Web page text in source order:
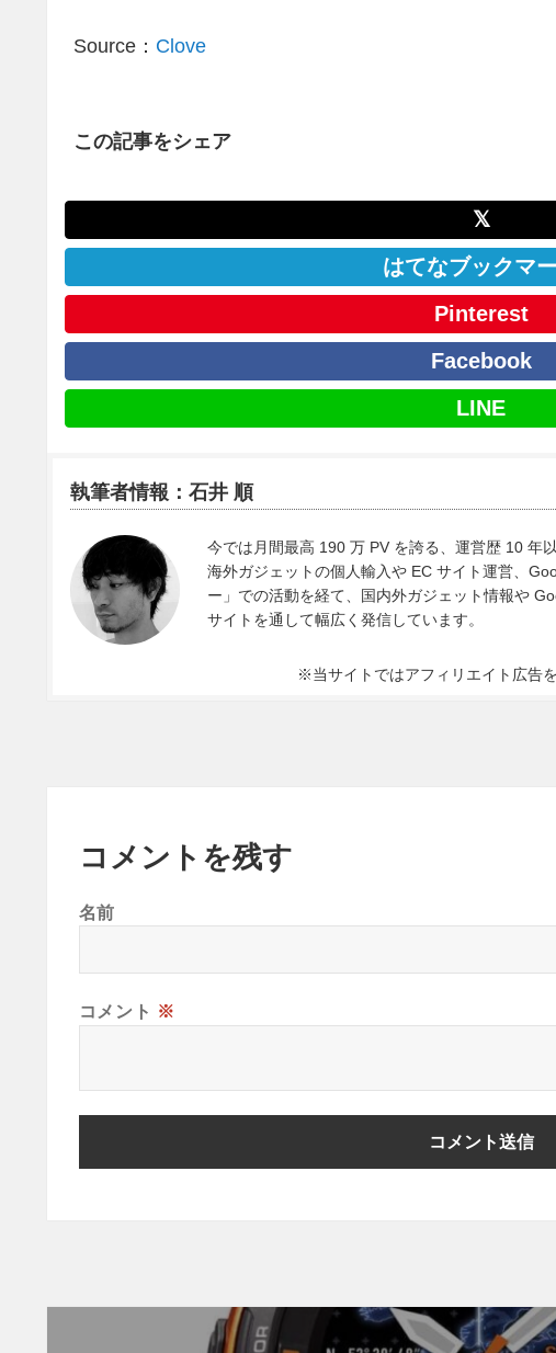
Source： Clove
この記事をシェア
𝕏
はてなブックマ
Pinterest
Facebook
LINE
執筆者情報：石井 順
今では月間最高 190 万 PV を誇る、運営歴 10 年
海外ガジェットの個人輸入や EC サイト運営、
ー」での活動を経て、国内外ガジェット情報や
サイトを通して幅広く発信しています。
※当サイトではアフィリエイト広告
コメントを残す
名前
コメント ※